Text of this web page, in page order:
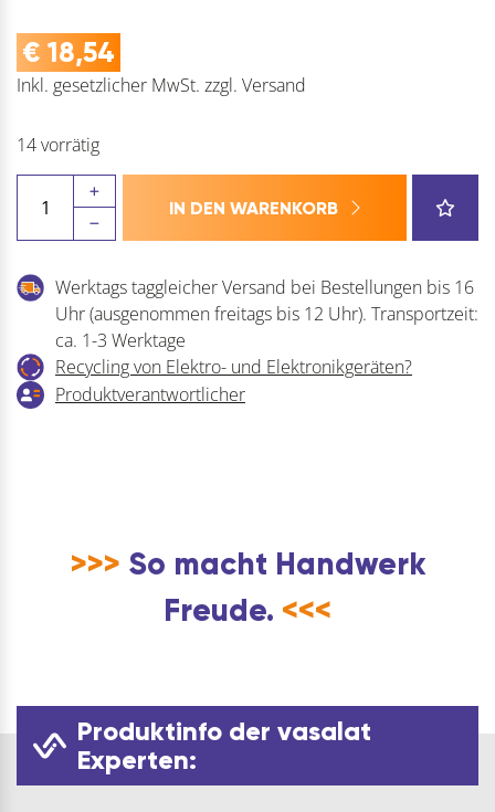
€ 18,54
Inkl. gesetzlicher MwSt. zzgl. Versand
14 vorrätig
Drehteller
Drehplatte
Superciak
448mm
Drehen
und
Ausrichten,
IN DEN WARENKORB
Werktags taggleicher Versand bei Bestellungen bis 16
Uhr (ausgenommen freitags bis 12 Uhr). Transportzeit:
ca. 1-3 Werktage
Recycling von Elektro- und Elektronikgeräten?
Produktverantwortlicher
>>> So macht Handwerk
Freude. <<<
Produktinfo der vasalat
Experten: